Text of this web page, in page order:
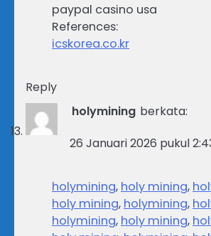
paypal casino usa
References:
icskorea.co.kr
Reply
holymining berkata:
26 Januari 2026 pukul
holymining, holy mining,
holy mining, holymining,
holymining, holy mining,